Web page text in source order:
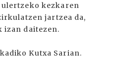
kezkaren
jartzea da,
izan daitezen.
Kutxa Sarian.